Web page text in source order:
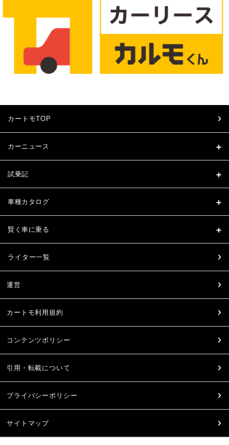
カートモTOP
カーニュース
試乗記
車種カタログ
賢く車に乗る
ライター一覧
運営
カートモ利用規約
コンテンツポリシー
引用・転載について
プライバシーポリシー
サイトマップ